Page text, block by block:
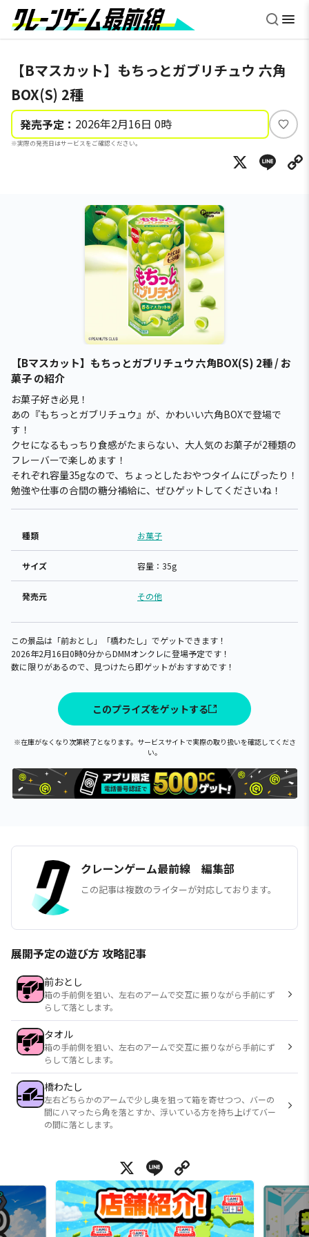
【Bマスカット】もちっとガブリチュウ 六角
BOX(S) 2種
発売予定： 2026年2月16日 0時
※実際の発売日はサービスをご確認ください。
い
ね
X
【Bマスカット】もちっとガブリチュウ 六角BOX(S) 2種 / お
菓子 の紹介
お菓子好き必見！
あの『もちっとガブリチュウ』が、かわいい六角BOXで登場で
す！
クセになるもっちり食感がたまらない、大人気のお菓子が2種類の
フレーバーで楽しめます！
それぞれ容量35gなので、ちょっとしたおやつタイムにぴったり！
勉強や仕事の合間の糖分補給に、ぜひゲットしてくださいね！
種類 お菓子
サイズ 容量：35g
発売元 その他
この景品は「前おとし」「橋わたし」でゲットできます！
2026年2月16日0時0分からDMMオンクレに登場予定です！
数に限りがあるので、見つけたら即ゲットがおすすめです！
このプライズをゲットする
※在庫がなくなり次第終了となります。サービスサイトで実際の取り扱いを確認してくださ
い。
クレーンゲーム最前線 編集部
この記事は複数のライターが対応しております。
展開予定の遊び方 攻略記事
前おとし
箱の手前側を狙い、左右のアームで交互に振りながら手前にず
らして落とします。
タオル
箱の手前側を狙い、左右のアームで交互に振りながら手前にず
らして落とします。
橋わたし
左右どちらかのアームで少し奥を狙って箱を寄せつつ、バーの
間にハマったら角を落とすか、浮いている方を持ち上げてバー
の間に落とします。
X Line